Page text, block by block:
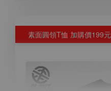
素面圓領T恤 加購價199元